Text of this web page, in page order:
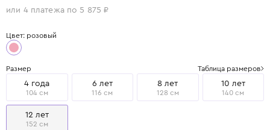
или 4 платежа по 5 875 ₽
Цвет: розовый
Размер Таблица размеров
4 года
104 см
6 лет
116 см
8 лет
128 см
10 лет
140 см
12 лет
152 см